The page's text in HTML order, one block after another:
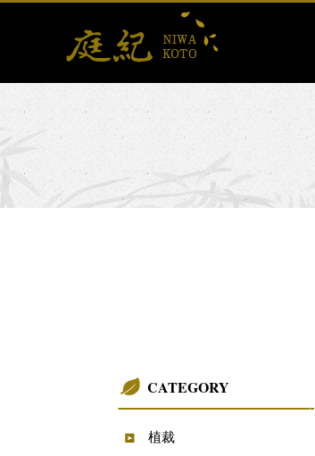
CATEGORY
植裁